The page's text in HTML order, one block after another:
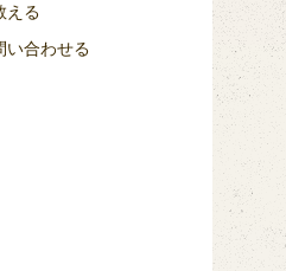
える
い合わせる